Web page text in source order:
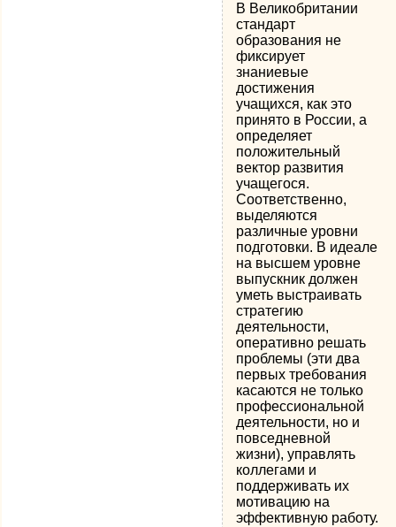
В Великобритании
стандарт
образования не
фиксирует
знаниевые
достижения
учащихся, как это
принято в России, а
определяет
положительный
вектор развития
учащегося.
Соответственно,
выделяются
различные уровни
подготовки. В идеале
на высшем уровне
выпускник должен
уметь выстраивать
стратегию
деятельности,
оперативно решать
проблемы (эти два
первых требования
касаются не только
профессиональной
деятельности, но и
повседневной
жизни), управлять
коллегами и
поддерживать их
мотивацию на
эффективную работу.